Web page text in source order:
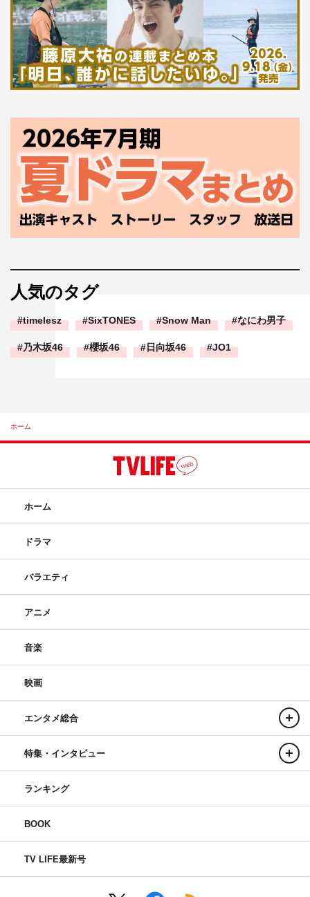
人気のタグ
timelesz SixTONES Snow Man なにわ男子
乃木坂46 櫻坂46 日向坂46 JO1
ホーム
ホーム
ドラマ
バラエティ
アニメ
音楽
映画
エンタメ総合
特集・インタビュー
ランキング
BOOK
TV LIFE最新号